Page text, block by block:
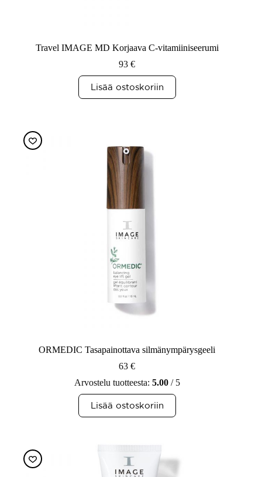
Travel IMAGE MD Korjaava C-vitamiiniseerumi
93€
Lisää ostoskoriin
ORMEDIC Tasapainottava silmänympärysgeeli
63€
Arvostelu tuotteesta: 5.00/ 5
Lisää ostoskoriin